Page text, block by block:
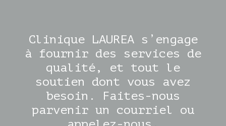
Clinique LAUREA s’engage
à fournir des services de
qualité, et tout le
soutien dont vous avez
besoin. Faites-nous
parvenir un courriel ou